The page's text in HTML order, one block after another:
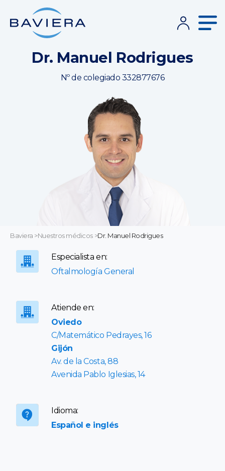
Dr. Manuel Rodrigues
Nº de colegiado 332877676
Baviera >Nuestros médicos >Dr. Manuel Rodrigues
Especialista en:
Oftalmología General
Atiende en:
Oviedo
C/Matemático Pedrayes, 16
Gijón
Av. de la Costa, 88
Avenida Pablo Iglesias, 14
Idioma:
Español e inglés